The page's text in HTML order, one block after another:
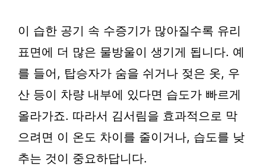
이 습한 공기 속 수증기가 많아질수록 유리
표면에 더 많은 물방울이 생기게 됩니다. 예
를 들어, 탑승자가 숨을 쉬거나 젖은 옷, 우
산 등이 차량 내부에 있다면 습도가 빠르게
올라가죠. 따라서 김서림을 효과적으로 막
으려면 이 온도 차이를 줄이거나, 습도를 낮
추는 것이 중요하답니다.